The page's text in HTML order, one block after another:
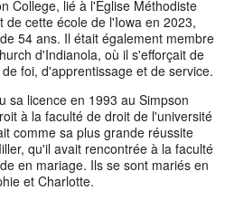
College, lié à l'Église Méthodiste
de cette école de l'Iowa en 2023,
54 ans. Il était également membre
d'Indianola, où il s'efforçait de
foi, d'apprentissage et de service.
sa licence en 1993 au Simpson
à la faculté de droit de l'université
comme sa plus grande réussite
qu'il avait rencontrée à la faculté
en mariage. Ils se sont mariés en
et Charlotte.